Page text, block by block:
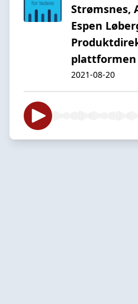
Strømsnes,
Espen
plattformen
2021-08-20